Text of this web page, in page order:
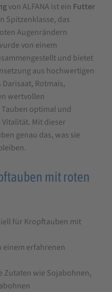
von ALFANA ist ein Futter
Spitzenklasse, das
Augenrändern
von einem
und bietet
aus hochwertigen
Rotmais,
wertvollen
optimal und
Mit dieser
genau das, was sie
mit roten
für Kropftauben mit
einem erfahrenen
Zutaten wie Sojabohnen,